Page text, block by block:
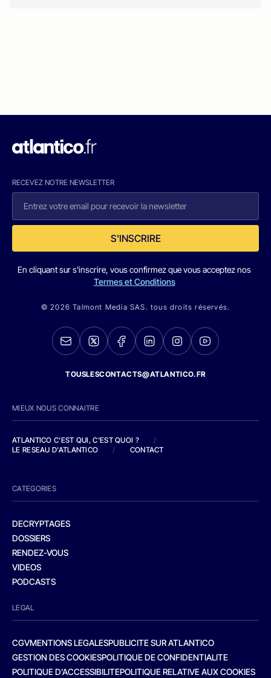
RECEVEZ NOTRE NEWSLETTER
S'INSCRIRE
En cliquant sur s'inscrire, vous confirmez que vous acceptez nos
Termes et Conditions
© 2026 Talmont Media SAS. tous droits réservés.
TOUSLESCONTACTS@ATLANTICO.FR
MIEUX NOUS CONNAITRE
ATLANTICO C'EST QUI, C'EST QUOI ?
/
LE RESEAU D'ATLANTICO
/ CONTACT
CATEGORIES
DECRYPTAGES
DOSSIERS
RENDEZ-VOUS
VIDEOS
PODCASTS
LEGAL
CGVMENTIONS LEGALESPUBLICITE SUR ATLANTICO
GESTION DES COOKIESPOLITIQUE DE CONFIDENTIALITE
POLITIQUE D’ACCESSIBILITEPOLITIQUE RELATIVE AUX COOKIES